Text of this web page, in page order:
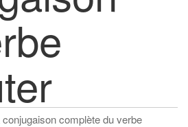
complète du verbe